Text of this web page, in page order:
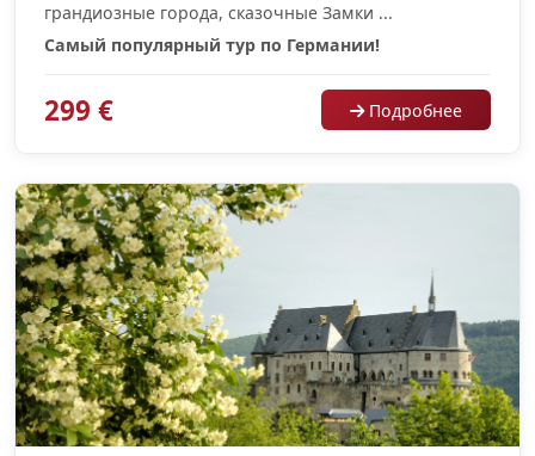
грандиозные города, сказочные Замки ...
Самый популярный тур по Германии!
299 € Подробнее